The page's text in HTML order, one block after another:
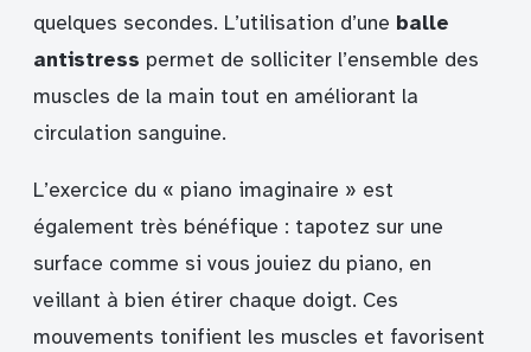
quelques secondes. L’utilisation d’une balle
antistress permet de solliciter l’ensemble des
muscles de la main tout en améliorant la
circulation sanguine.
L’exercice du « piano imaginaire » est
également très bénéfique : tapotez sur une
surface comme si vous jouiez du piano, en
veillant à bien étirer chaque doigt. Ces
mouvements tonifient les muscles et favorisent